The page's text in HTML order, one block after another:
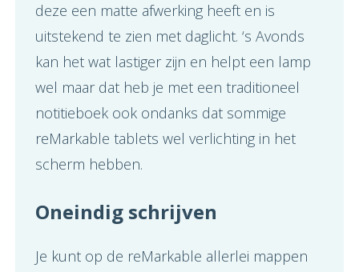
deze een matte afwerking heeft en is
uitstekend te zien met daglicht. ‘s Avonds
kan het wat lastiger zijn en helpt een lamp
wel maar dat heb je met een traditioneel
notitieboek ook ondanks dat sommige
reMarkable tablets wel verlichting in het
scherm hebben.
Oneindig schrijven
Je kunt op de reMarkable allerlei mappen